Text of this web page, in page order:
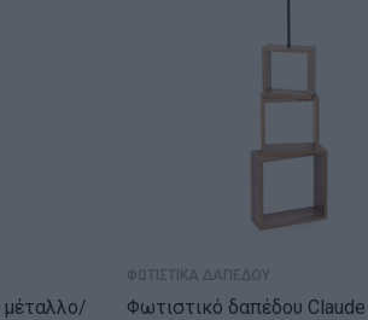
ΦΩΤΙΣΤΙΚΑ ΔΑΠΕΔΟΥ
Φωτιστικό δαπέδου Claude